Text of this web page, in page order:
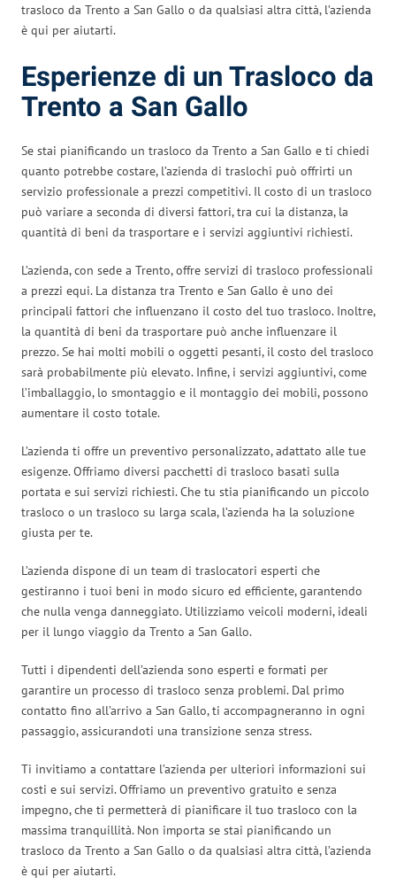
trasloco da Trento a San Gallo o da qualsiasi altra città, l’azienda
è qui per aiutarti.
Esperienze di un Trasloco da
Trento a San Gallo
Se stai pianificando un trasloco da Trento a San Gallo e ti chiedi
quanto potrebbe costare, l’azienda di traslochi può offrirti un
servizio professionale a prezzi competitivi. Il costo di un trasloco
può variare a seconda di diversi fattori, tra cui la distanza, la
quantità di beni da trasportare e i servizi aggiuntivi richiesti.
L’azienda, con sede a Trento, offre servizi di trasloco professionali
a prezzi equi. La distanza tra Trento e San Gallo è uno dei
principali fattori che influenzano il costo del tuo trasloco. Inoltre,
la quantità di beni da trasportare può anche influenzare il
prezzo. Se hai molti mobili o oggetti pesanti, il costo del trasloco
sarà probabilmente più elevato. Infine, i servizi aggiuntivi, come
l’imballaggio, lo smontaggio e il montaggio dei mobili, possono
aumentare il costo totale.
L’azienda ti offre un preventivo personalizzato, adattato alle tue
esigenze. Offriamo diversi pacchetti di trasloco basati sulla
portata e sui servizi richiesti. Che tu stia pianificando un piccolo
trasloco o un trasloco su larga scala, l’azienda ha la soluzione
giusta per te.
L’azienda dispone di un team di traslocatori esperti che
gestiranno i tuoi beni in modo sicuro ed efficiente, garantendo
che nulla venga danneggiato. Utilizziamo veicoli moderni, ideali
per il lungo viaggio da Trento a San Gallo.
Tutti i dipendenti dell’azienda sono esperti e formati per
garantire un processo di trasloco senza problemi. Dal primo
contatto fino all’arrivo a San Gallo, ti accompagneranno in ogni
passaggio, assicurandoti una transizione senza stress.
Ti invitiamo a contattare l’azienda per ulteriori informazioni sui
costi e sui servizi. Offriamo un preventivo gratuito e senza
impegno, che ti permetterà di pianificare il tuo trasloco con la
massima tranquillità. Non importa se stai pianificando un
trasloco da Trento a San Gallo o da qualsiasi altra città, l’azienda
è qui per aiutarti.